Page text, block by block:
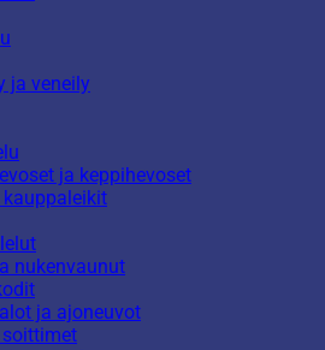
ja veneily
ja keppihevoset
kauppaleikit
nukenvaunut
ja ajoneuvot